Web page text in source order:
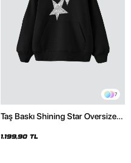
7
Taş Baskı Shining Star Oversize
1.199,90 TL